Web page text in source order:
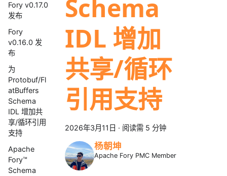
Fory v0.17.0
发布
Fory
v0.16.0 发
布
为
Protobuf/Fl
atBuffers
Schema
IDL 增加共
享/循环引用
支持
Apache
Fory™
Schema
Schema
IDL 增加
共享/循环
引用支持
2026年3月11日 · 阅读需 5 分钟
杨朝坤
Apache Fory PMC Member